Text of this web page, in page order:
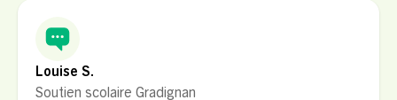
Louise S.
Soutien scolaire Gradignan